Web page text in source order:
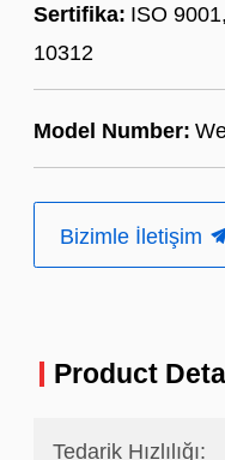
Sertifika: ISO
10312
Model Number:
Bizimle İletişim
Product
Tedarik Hızlılığı: